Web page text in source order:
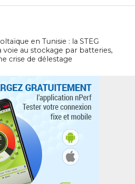
en Tunisie : la STEG
voie au stockage par batteries,
crise de délestage